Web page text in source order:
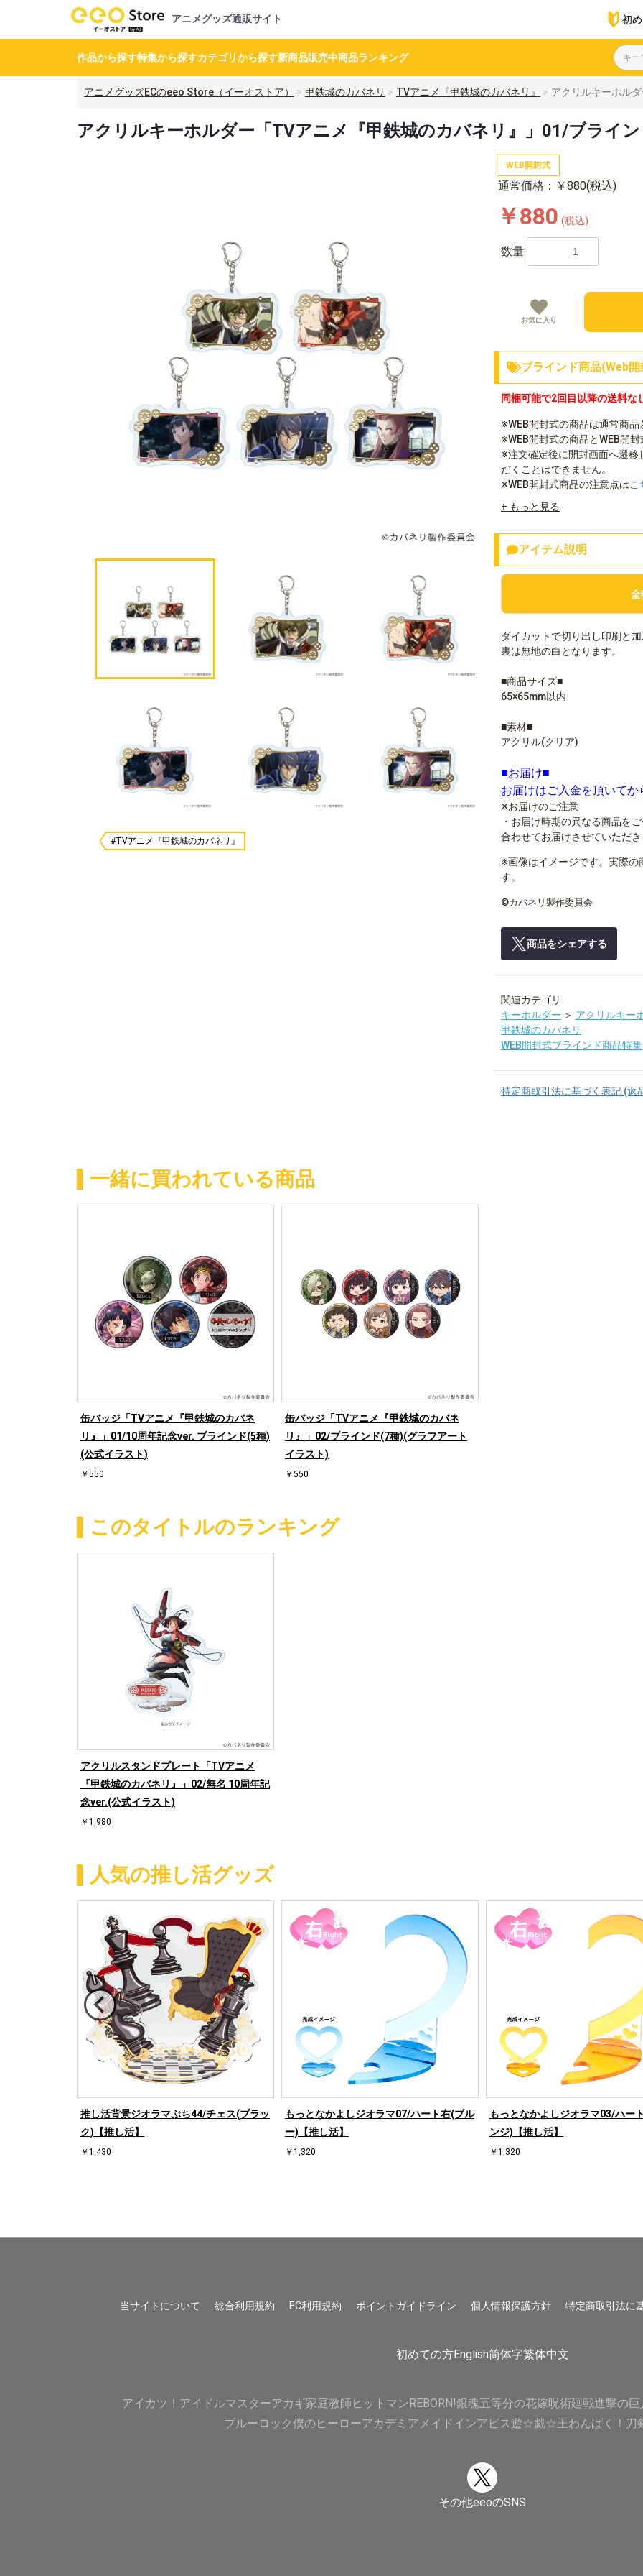
アニメグッズ通販サイト 初
作品から探す特集から探すカテゴリから探す新商品販売中商品ランキング
アニメグッズECのeeo Store（イーオストア） 甲鉄城のカバネリ TVアニメ『甲鉄城のカバネリ』 アクリルキーホル
アクリルキーホルダー「TVアニメ『甲鉄城のカバネリ』」01/ブライ
#TVアニメ『甲鉄城のカバネリ』
WEB開封式
通常価格：￥880(税込)
￥880 (税込)
お気に入り
数量
ブラインド商品(Web開
同梱可能で2回目以降の送料な
※WEB開封式の商品は通常商品
※WEB開封式の商品とWEB開
※注文確定後に開封画面へ遷移
だくことはできません。
※WEB開封式商品の注意点はこ
+ もっと見る
アイテム説明
全
ダイカットで切り出し印刷と
裏は無地の白となります。
■商品サイズ■
65×65mm以内
■素材■
アクリル(クリア)
■お届け■
お届けはご入金を頂いてか
※お届けのご注意
・お届け時期の異なる商品を
合わせてお届けさせていただき
※画像はイメージです。実際の
す。
©カバネリ製作委員会
商品をシェアする
関連カテゴリ
キーホルダー ＞ アクリルキー
甲鉄城のカバネリ
WEB開封式ブラインド商品特集
特定商取引法に基づく表記 (返
一緒に買われている商品
缶バッジ「TVアニメ『甲鉄城のカバネ
リ』」01/10周年記念ver. ブラインド(5種)
(公式イラスト)
￥550
缶バッジ「TVアニメ『甲鉄城のカバネ
リ』」02/ブラインド(7種)(グラフアート
イラスト)
￥550
このタイトルのランキング
アクリルスタンドプレート「TVアニメ
『甲鉄城のカバネリ』」02/無名 10周年記
念ver.(公式イラスト)
￥1,980
人気の推し活グッズ
推し活背景ジオラマぷち44/チェス(ブラッ
ク)【推し活】
￥1,430
もっとなかよしジオラマ07/ハート右(ブル
ー)【推し活】
￥1,320
もっとなかよしジオラマ03/ハー
ンジ)【推し活】
￥1,320
当サイトについて 総合利用規約 EC利用規約 ポイントガイドライン 個人情報保護方針 特定商取引法に
初めての方English简体字繁体中文
アイカツ！ アイドルマスターアカギ家庭教師ヒットマンREBORN!銀魂五等分の花嫁呪術廻戦進撃の巨
ブルーロック僕のヒーローアカデミア メイドインアビス遊☆戯☆王わんぱく！刀
その他eeoのSNS